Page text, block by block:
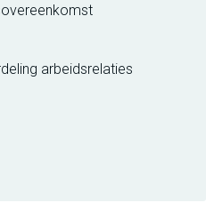
arbeidsrelaties